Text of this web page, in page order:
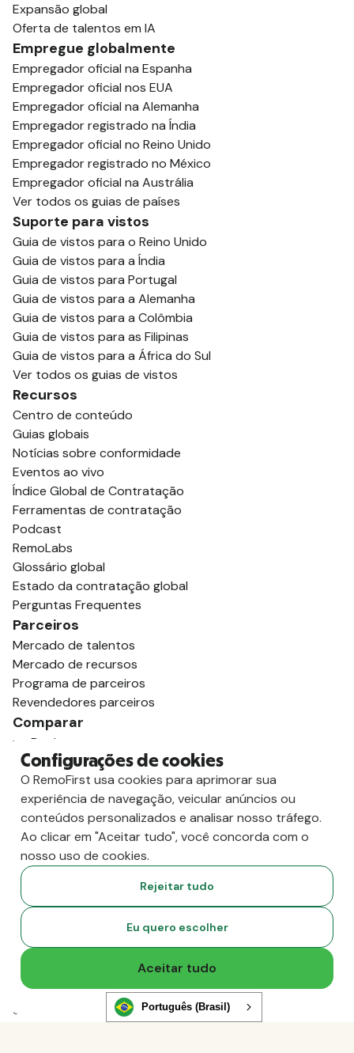
Expansão global
Oferta de talentos em IA
Empregue globalmente
Empregador oficial na Espanha
Empregador oficial nos EUA
Empregador oficial na Alemanha
Empregador registrado na Índia
Empregador oficial no Reino Unido
Empregador registrado no México
Empregador oficial na Austrália
Ver todos os guias de países
Suporte para vistos
Guia de vistos para o Reino Unido
Guia de vistos para a Índia
Guia de vistos para Portugal
Guia de vistos para a Alemanha
Guia de vistos para a Colômbia
Guia de vistos para as Filipinas
Guia de vistos para a África do Sul
Ver todos os guias de vistos
Recursos
Centro de conteúdo
Guias globais
Notícias sobre conformidade
Eventos ao vivo
Índice Global de Contratação
Ferramentas de contratação
Podcast
RemoLabs
Glossário global
Estado da contratação global
Perguntas Frequentes
Parceiros
Mercado de talentos
Mercado de recursos
Programa de parceiros
Revendedores parceiros
Comparar
vs. Deel
vs. Remoto
vs. Oyster
vs. Multiplicador
Copyright2026RemoFirst Inc. Criado com 💚 remotamente, de
casa.
Termos e condições-Privacidade
Configurações de cookies
O RemoFirst usa cookies para aprimorar sua
experiência de navegação, veicular anúncios ou
conteúdos personalizados e analisar nosso tráfego.
Ao clicar em "Aceitar tudo", você concorda com o
nosso uso de cookies.
Rejeitar tudo
Eu quero escolher
Aceitar tudo
Português (Brasil)